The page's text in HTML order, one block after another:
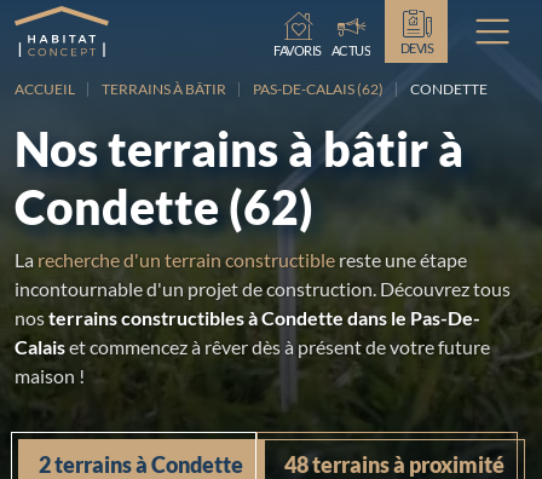
Chargement...
FAVORIS
ACTUS DEVIS
ACCUEIL TERRAINS À BÂTIR PAS-DE-CALAIS (62) CONDETTE
Nos terrains à bâtir à
Condette (62)
La recherche d'un terrain constructible reste une étape
incontournable d'un projet de construction. Découvrez tous
nosterrains constructibles à Condette dans le Pas-De-
Calaiset commencez à rêver dès à présent de votre future
maison !
2 terrains à Condette 48 terrains à proximité